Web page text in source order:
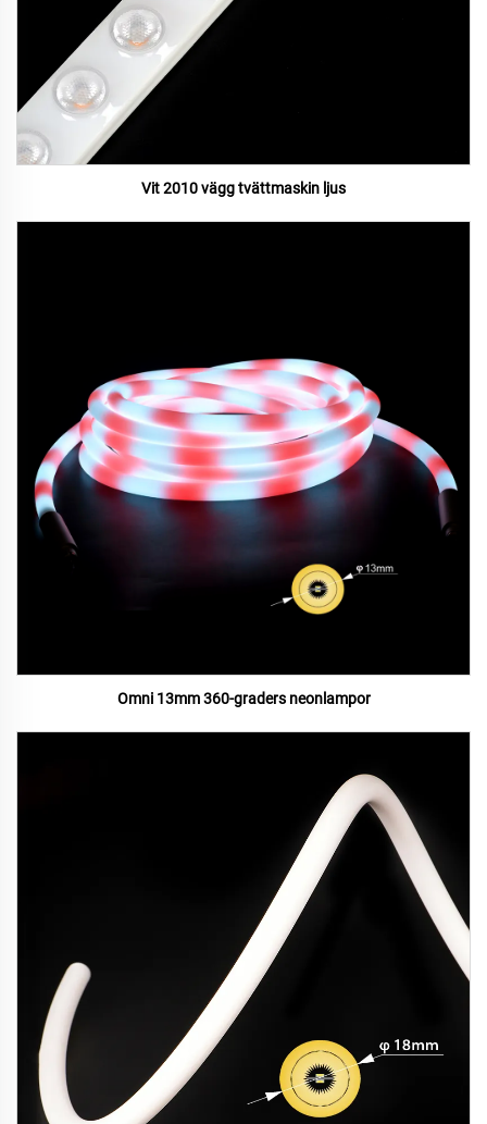
Vit 2010 vägg tvättmaskin ljus
Omni 13mm 360-graders neonlampor